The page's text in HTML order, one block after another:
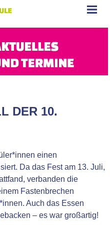
DER 10.
einen
Da das Fest am 13. Juli,
verbanden die
Fastenbrechen
Auch das Essen
– es war großartig!